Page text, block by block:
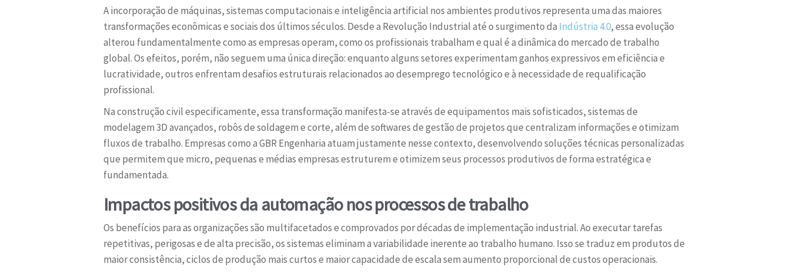
A incorporação de máquinas, sistemas computacionais e inteligência artificial nos ambientes produtivos representa uma das maiores
transformações econômicas e sociais dos últimos séculos. Desde a Revolução Industrial até o surgimento da Indústria 4.0, essa evolução
alterou fundamentalmente como as empresas operam, como os profissionais trabalham e qual é a dinâmica do mercado de trabalho
global. Os efeitos, porém, não seguem uma única direção: enquanto alguns setores experimentam ganhos expressivos em eficiência e
lucratividade, outros enfrentam desafios estruturais relacionados ao desemprego tecnológico e à necessidade de requalificação
profissional.
Na construção civil especificamente, essa transformação manifesta-se através de equipamentos mais sofisticados, sistemas de
modelagem 3D avançados, robôs de soldagem e corte, além de softwares de gestão de projetos que centralizam informações e otimizam
fluxos de trabalho. Empresas como a GBR Engenharia atuam justamente nesse contexto, desenvolvendo soluções técnicas personalizadas
que permitem que micro, pequenas e médias empresas estruturem e otimizem seus processos produtivos de forma estratégica e
fundamentada.
Impactos positivos da automação nos processos de trabalho
Os benefícios para as organizações são multifacetados e comprovados por décadas de implementação industrial. Ao executar tarefas
repetitivas, perigosas e de alta precisão, os sistemas eliminam a variabilidade inerente ao trabalho humano. Isso se traduz em produtos de
maior consistência, ciclos de produção mais curtos e maior capacidade de escala sem aumento proporcional de custos operacionais.